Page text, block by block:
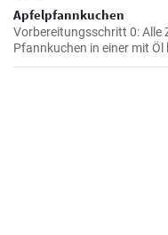
Apfelpfannkuchen
Vorbereitungsschritt 0: Alle
Pfannkuchen in einer mit
braten.